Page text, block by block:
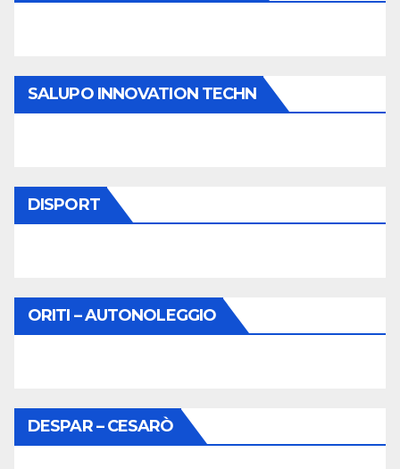
SALUPO INNOVATION TECHN
DISPORT
ORITI – AUTONOLEGGIO
DESPAR – CESARÒ